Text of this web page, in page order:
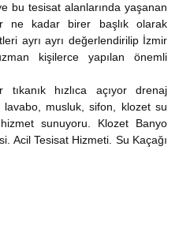
bu tesisat alanlarında yaşanan
ne kadar birer başlık olarak
ayrı ayrı değerlendirilip İzmir
kişilerce yapılan önemli
hızlıca açıyor drenaj
lavabo, musluk, sifon, klozet su
sunuyoru. Klozet Banyo
Acil Tesisat Hizmeti. Su Kaçağı